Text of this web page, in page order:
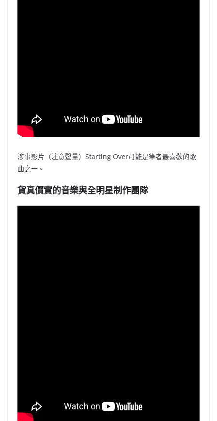
涉事影片（注意聲量）Starting Over可能是筆者最喜歡的歌
曲之一。
貨真價實的音樂與全明星制作團隊